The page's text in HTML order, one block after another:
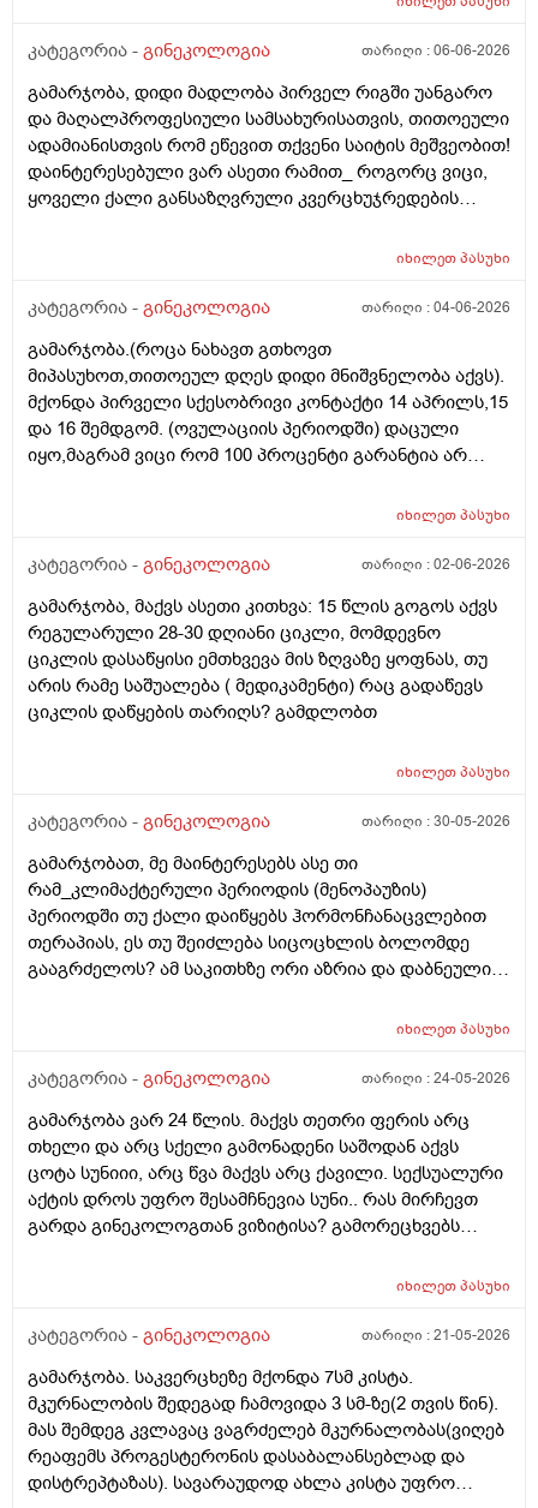
კატეგორია - გინეკოლოგია თარიღი :06-06-2026
გამარჯობა, დიდი მადლობა პირველ რიგში უანგარო
და მაღალპროფესიული სამსახურისათვის, თითოეული
ადამიანისთვის რომ ეწევით თქვენი საიტის მეშვეობით!
დაინტერესებული ვარ ასეთი რამით_ როგორც ვიცი,
ყოველი ქალი განსაზღვრული კვერცხუჯრედების
თითოელისთვის, ეს რიცხვი ინდივიდუალურია? რაზეა
(ჩვილობიდან) რომელ პროცესებზე? ქალის
რომ დავუშვათ, ზოგიერთ ქალბატონს მეტი
რაოდენობა აქვთ მათ ორგანიზმში
კვერცხუჯრედებისა, დაბადების პროცესიდან და ზოგს
კი მცირე? მადლობთ!
იხილეთპასუხი
კატეგორია - გინეკოლოგია თარიღი :04-06-2026
გამარჯობა.(როცა ნახავთ გთხოვთ
მიპასუხოთ,თითოეულ დღეს დიდი მნიშვნელობა აქვს).
მქონდა პირველი სქესობრივი კონტაქტი 14 აპრილს,15
და 16 შემდგომ. (ოვულაციის პერიოდში) დაცული
იყო,მაგრამ ვიცი რომ 100 პროცენტი გარანტია არ
ვფოქრობ რადგანაც Implantation bleeding არსებობს და
ჩვეულებრივ 3-4 დღე,მაგრამ ადრე
მალევე ვირუსი შემხვდა,სიცხე,გულისრევის
შეგრძნებაც მქონდა. მალევე გავიკეთე
ტესტი,უარყოფითი იყო. ეგ უცნაური შეგრძნება
რამოდენიმე დღე მქონდა. ახლა მენტრუაციას
ველოდები,მაგრამ არ მომივიდა,შუალედი 28-32 დღე
მოქმედებსო,2 კვირის წინ სხვა ქალაქში გავემგვაზრე
გავიკეთე ისევ უარყოფითია. შემდეგი 1 კვირის
განმავლობაში ვერ ვახერხებ მისვლას ექიმთან. არის
რაიმე შანსი ფეხმძიმობის? აზრი აქვს განმეორებით
ტესტს? მენტრუაცია რეგულარული მქონდა ხოლმე28-
30 დღე შუალედი.
იხილეთპასუხი
კატეგორია - გინეკოლოგია თარიღი :02-06-2026
გამარჯობა, მაქვს ასეთი კითხვა: 15 წლის გოგოს აქვს
რეგულარული 28-30 დღიანი ციკლი, მომდევნო
ციკლის დასაწყისი ემთხვევა მის ზღვაზე ყოფნას, თუ
არის რამე საშუალება ( მედიკამენტი) რაც გადაწევს
ციკლის დაწყების თარიღს? გამდლობთ
იხილეთპასუხი
კატეგორია - გინეკოლოგია თარიღი :30-05-2026
გამარჯობათ, მე მაინტერესებს ასე თი
რამ_კლიმაქტერული პერიოდის (მენოპაუზის)
პერიოდში თუ ქალი დაიწყებს ჰორმონჩანაცვლებით
თერაპიას, ეს თუ შეიძლება სიცოცხლის ბოლომდე
გააგრძელოს? ამ საკითხზე ორი აზრია და დაბნეული
ჰორმონჩანაცვლებითი თერაპია (სიცოცხლის
დაავადებებსა და ალცჰაიმერის რისკს უმცირებს და
სიმსივნურ პროცესებს უწყობს ხელს (საშვილოსნო,
საკვერცხეები და უპირველესად, მკერდი). თუ
შეიძლება, მითხრათ_დიდი მადლობა
გულისხმიერებისთვის!
იხილეთპასუხი
კატეგორია - გინეკოლოგია თარიღი :24-05-2026
გამარჯობა ვარ 24 წლის. მაქვს თეთრი ფერის არც
თხელი და არც სქელი გამონადენი საშოდან აქვს
ცოტა სუნიიი, არც წვა მაქვს არც ქავილი. სექსუალური
აქტის დროს უფრო შესამჩნევია სუნი.. რას მირჩევთ
გარდა გინეკოლოგთან ვიზიტისა? გამორეცხვებს
მაინტერესებს პირიდან ამომდის რაღაცნაირი სუნი
იყოს?
იხილეთპასუხი
კატეგორია - გინეკოლოგია თარიღი :21-05-2026
გამარჯობა. საკვერცხეზე მქონდა 7სმ კისტა.
მკურნალობის შედეგად ჩამოვიდა 3 სმ-ზე(2 თვის წინ).
მას შემდეგ კვლავაც ვაგრძელებ მკურნალობას(ვიღებ
რეაფემს პროგესტერონის დასაბალანსებლად და
დისტრეპტაზას). სავარაუდოდ ახლა კისტა უფრო